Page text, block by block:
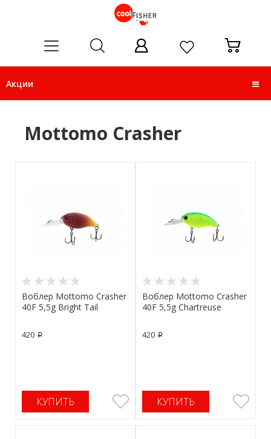
Акции
Mottomo Crasher
Воблер Mottomo Crasher
40F 5,5g Bright Tail
420 p
КУПИТЬ
Воблер Mottomo Crasher
40F 5,5g Chartreuse
420 p
КУПИТЬ